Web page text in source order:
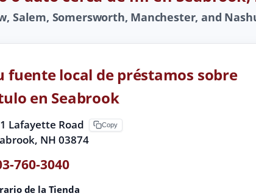
Salem, Somersworth, Manchester, and
fuente local de préstamos sobre
en Seabrook
Lafayette Road
NH 03874
Copy
760-3040
de la Tienda